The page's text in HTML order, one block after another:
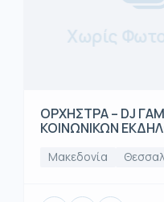
Χωρίς
ΟΡΧΗΣΤΡΑ – DJ
ΚΟΙΝΩΝΙΚΩΝ
Μακεδονία